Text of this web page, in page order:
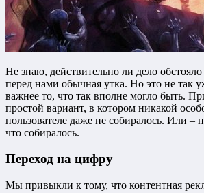
Не знаю, действительно ли дело
перед нами обычная утка. Но это не так
важнее то, что так вполне могло быть.
простой вариант, в котором никакой
пользователе даже не собиралось. Или –
что собиралось.
Переход на цифру
Мы привыкли к тому, что контентная